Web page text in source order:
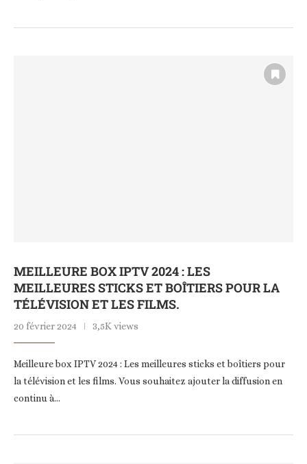
MEILLEURE BOX IPTV 2024 : LES
MEILLEURES STICKS ET BOÎTIERS POUR LA
TÉLÉVISION ET LES FILMS.
20 février 2024 3,5K views
Meilleure box IPTV 2024 : Les meilleures sticks et boîtiers pour
la télévision et les films. Vous souhaitez ajouter la diffusion en
continu à…